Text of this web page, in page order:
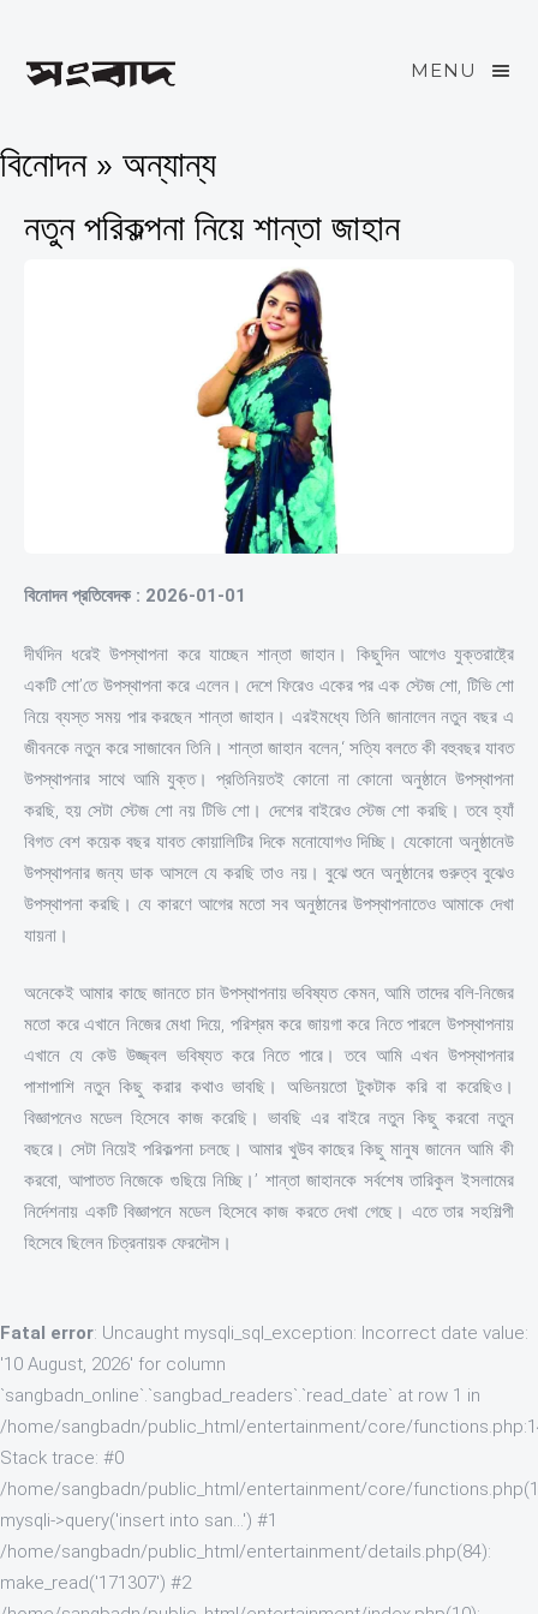
MENU
বিনোদন » অন্যান্য
নতুন পরিকল্পনা নিয়ে শান্তা জাহান
বিনোদন প্রতিবেদক : 2026-01-01
দীর্ঘদিন ধরেই উপস্থাপনা করে যাচ্ছেন শান্তা জাহান। কিছুদিন আগেও যুক্তরাষ্ট্রে
একটি শো’তে উপস্থাপনা করে এলেন। দেশে ফিরেও একের পর এক স্টেজ শো, টিভি শো
নিয়ে ব্যস্ত সময় পার করছেন শান্তা জাহান। এরইমধ্যে তিনি জানালেন নতুন বছর এ
জীবনকে নতুন করে সাজাবেন তিনি। শান্তা জাহান বলেন,‘ সত্যি বলতে কী বহুবছর যাবত
উপস্থাপনার সাথে আমি যুক্ত। প্রতিনিয়তই কোনো না কোনো অনুষ্ঠানে উপস্থাপনা
করছি, হয় সেটা স্টেজ শো নয় টিভি শো। দেশের বাইরেও স্টেজ শো করছি। তবে হ্যাঁ
বিগত বেশ কয়েক বছর যাবত কোয়ালিটির দিকে মনোযোগও দিচ্ছি। যেকোনো অনুষ্ঠানেউ
উপস্থাপনার জন্য ডাক আসলে যে করছি তাও নয়। বুঝে শুনে অনুষ্ঠানের গুরুত্ব বুঝেও
উপস্থাপনা করছি। যে কারণে আগের মতো সব অনুষ্ঠানের উপস্থাপনাতেও আমাকে দেখা
যায়না।
অনেকেই আমার কাছে জানতে চান উপস্থাপনায় ভবিষ্যত কেমন, আমি তাদের বলি-নিজের
মতো করে এখানে নিজের মেধা দিয়ে, পরিশ্রম করে জায়গা করে নিতে পারলে উপস্থাপনায়
এখানে যে কেউ উজ্জ্বল ভবিষ্যত করে নিতে পারে। তবে আমি এখন উপস্থাপনার
পাশাপাশি নতুন কিছু করার কথাও ভাবছি। অভিনয়তো টুকটাক করি বা করেছিও।
বিজ্ঞাপনেও মডেল হিসেবে কাজ করেছি। ভাবছি এর বাইরে নতুন কিছু করবো নতুন
বছরে। সেটা নিয়েই পরিকল্পনা চলছে। আমার খুউব কাছের কিছু মানুষ জানেন আমি কী
করবো, আপাতত নিজেকে গুছিয়ে নিচ্ছি।’ শান্তা জাহানকে সর্বশেষ তারিকুল ইসলামের
নির্দেশনায় একটি বিজ্ঞাপনে মডেল হিসেবে কাজ করতে দেখা গেছে। এতে তার সহশিল্পী
হিসেবে ছিলেন চিত্রনায়ক ফেরদৌস।
Fatal error: Uncaught mysqli_sql_exception: Incorrect date value:
'10 August, 2026' for column
`sangbadn_online`.`sangbad_readers`.`read_date` at row 1 in
/home/sangbadn/public_html/entertainment/core/
Stack trace: #0
/home/sangbadn/public_html/entertainment/core/
mysqli->query('insert into san...') #1
/home/sangbadn/public_html/entertainment/details.php(84):
make_read('171307') #2